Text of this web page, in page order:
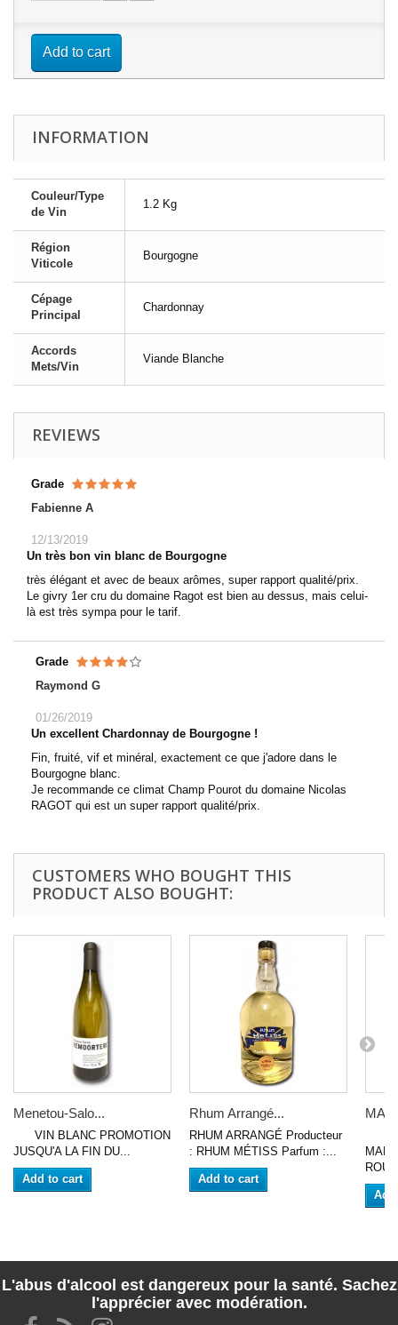
Add to cart
INFORMATION
Couleur/Type
de Vin
1.2 Kg
Région
Viticole
Bourgogne
Cépage
Principal
Chardonnay
Accords
Mets/Vin
Viande Blanche
REVIEWS
Grade
Fabienne A
12/13/2019
Un très bon vin blanc de Bourgogne
très élégant et avec de beaux arômes, super rapport qualité/prix.
Le givry 1er cru du domaine Ragot est bien au dessus, mais celui-
là est très sympa pour le tarif.
Grade
Raymond G
01/26/2019
Un excellent Chardonnay de Bourgogne !
Fin, fruité, vif et minéral, exactement ce que j'adore dans le
Bourgogne blanc.
Je recommande ce climat Champ Pourot du domaine Nicolas
RAGOT qui est un super rapport qualité/prix.
CUSTOMERS WHO BOUGHT THIS
PRODUCT ALSO BOUGHT:
Menetou-Salo...
VIN BLANC PROMOTION
JUSQU'A LA FIN DU...
Add to cart
Rhum Arrangé...
RHUM ARRANGÉ Producteur
: RHUM MÉTISS Parfum :...
Add to cart
L'abus d'alcool est dangereux pour la santé. Sachez
l'apprécier avec modération.